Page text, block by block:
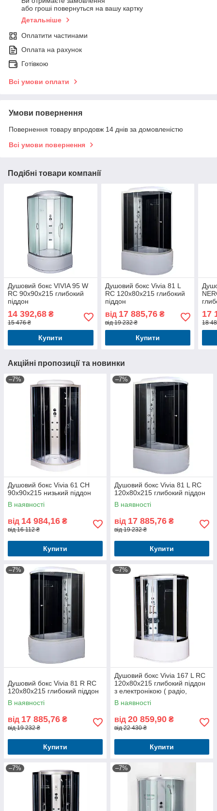
або гроші повернуться на вашу картку
Детальніше
Оплатити частинами
Оплата на рахунок
Готівкою
Всі умови оплати
Умови повернення
Повернення товару впродовж 14 днів за домовленістю
Всі умови повернення
Подібні товари компанії
Душовий бокс VIVIA 95 W
RC 90x90x215 глибокий
піддон
14 392,68 ₴
15 476 ₴
Купити
Душовий бокс Vivia 81 L
RC 120x80x215 глибокий
піддон
від 17 885,76₴
від 19 232 ₴
Купити
17
18
Акційні пропозиції та новинки
–7%
Душовий бокс Vivia 61 CH
90x90x215 низький піддон
В наявності
від 14 984,16 ₴
від 16 112 ₴
Купити
–7%
Душовий бокс Vivia 81 L RC
120x80x215 глибокий піддон
В наявності
від 17 885,76 ₴
від 19 232 ₴
Купити
–7%
Душовий бокс Vivia 81 R RC
120х80х215 глибокий піддон
В наявності
від 17 885,76 ₴
від 19 232 ₴
Купити
–7%
Душовий бокс Vivia 167 L RC
120х80х215 глибокий піддон
з електронікою ( радіо,
освітлення, витяжка)
В наявності
від 20 859,90 ₴
від 22 430 ₴
Купити
–7% –7%